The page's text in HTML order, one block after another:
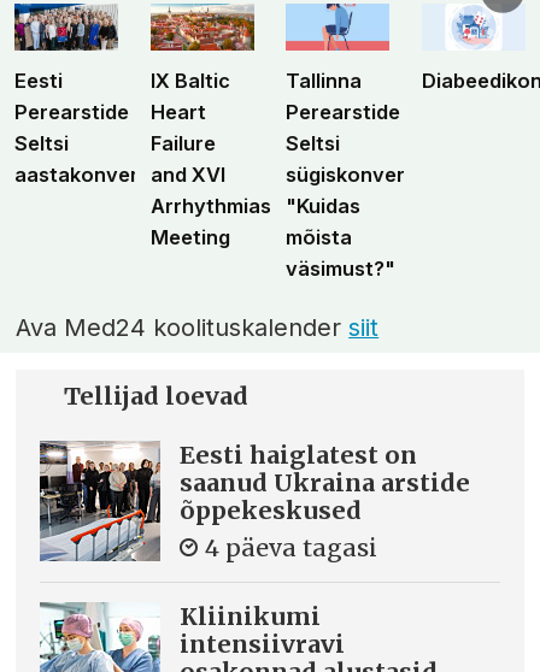
Eesti
Perearstide
Seltsi
aastakonverents
IX Baltic
Heart
Failure
and XVI
Arrhythmias
Meeting
Tallinna
Perearstide
Seltsi
sügiskonverents
"Kuidas
mõista
väsimust?"
Ava Med24 koolituskalendersiit
Tellijad loevad
Eesti haiglatest on
saanud Ukraina arstide
õppekeskused
4 päeva tagasi
Kliinikumi
intensiivravi